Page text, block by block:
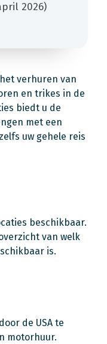
2026)
verhuren van
en trikes in de
biedt u de
met een
uw gehele reis
beschikbaar.
van welk
is.
de USA te
motorhuur.